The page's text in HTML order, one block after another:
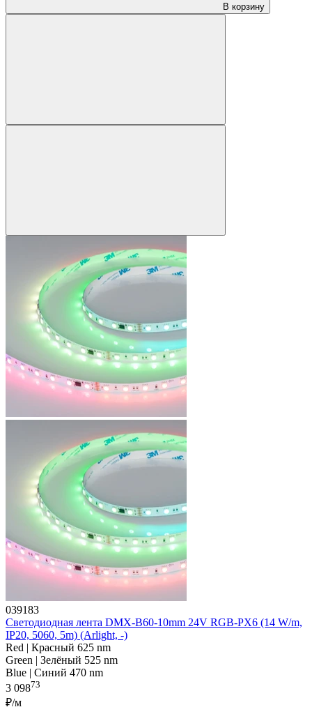
В корзину
039183
Светодиодная лента DMX-B60-10mm 24V RGB-PX6 (14 W/m,
IP20, 5060, 5m) (Arlight, -)
Red | Красный 625 nm
Green | Зелёный 525 nm
Blue | Синий 470 nm
3 09873
₽/м